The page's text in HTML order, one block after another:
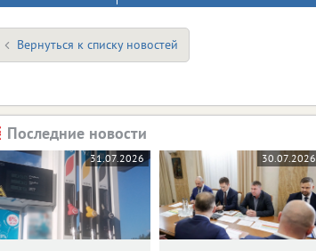
Вернуться к списку новостей
Последние новости
31.07.2026 30.07.2026